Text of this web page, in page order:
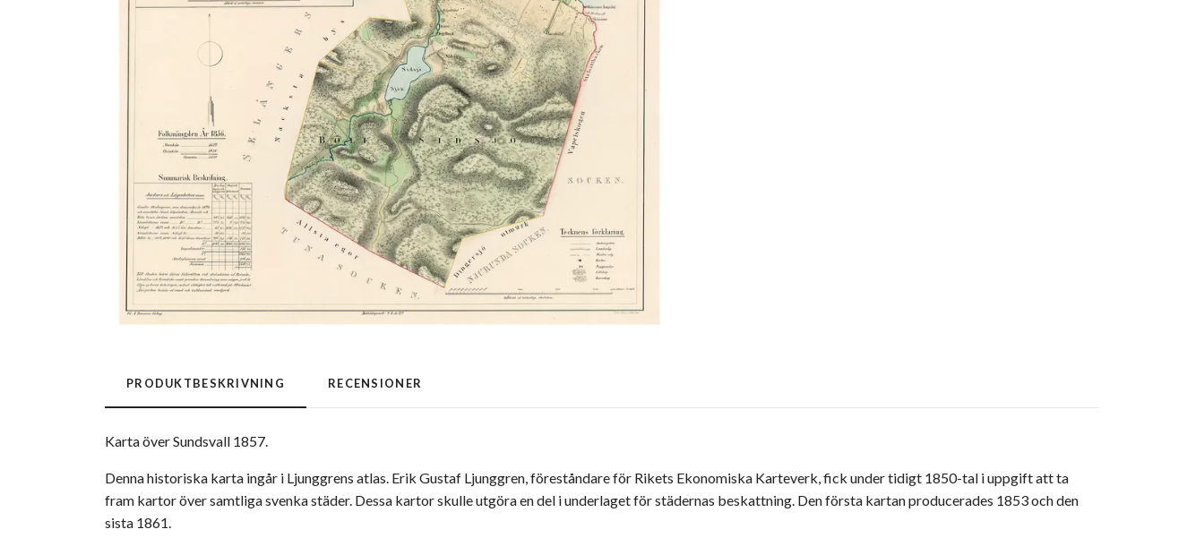
PRODUKTBESKRIVNING RECENSIONER
Karta över Sundsvall 1857.
Denna historiska karta ingår i Ljunggrens atlas. Erik Gustaf Ljunggren, föreståndare för Rikets Ekonomiska Karteverk, fick under tidigt 1850-tal i uppgift att ta
fram kartor över samtliga svenka städer. Dessa kartor skulle utgöra en del i underlaget för städernas beskattning. Den första kartan producerades 1853 och den
sista 1861.